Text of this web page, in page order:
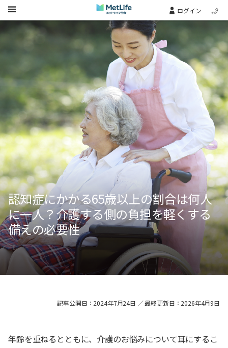
Skip Navigation ログイン
認知症にかかる65歳以上の割合は何人
に一人？介護する側の負担を軽くする
備えの必要性
記事公開日：2024年7月24日 ／ 最終更新日：2026年4月9日
年齢を重ねるとともに、介護のお悩みについて耳にするこ